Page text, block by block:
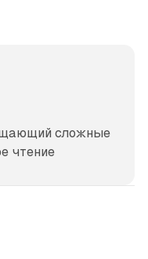
сложные
чтение